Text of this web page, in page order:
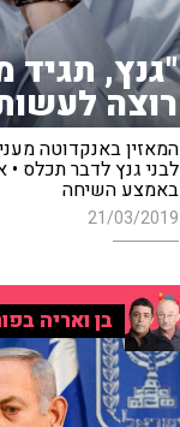
"גנץ,
רוצה
המאזין באנקדוטה
לבני גנץ לדבר תכלס •
באמצע השיחה
21/03/2019
בן ואריה